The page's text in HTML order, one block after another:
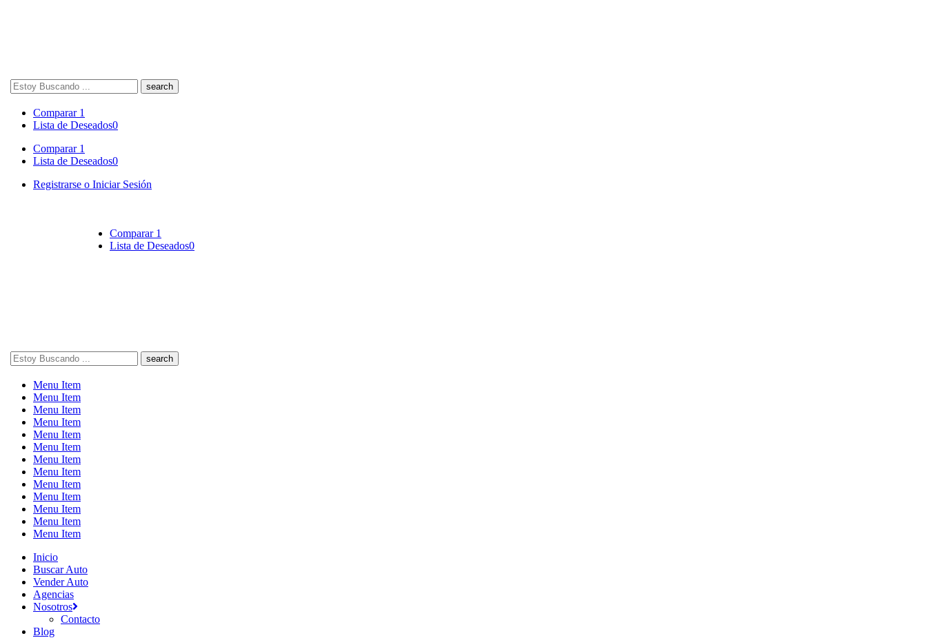
Search
here
Comparar 1
Lista de Deseados0
Comparar 1
Lista de Deseados0
Registrarse o Iniciar Sesión
Comparar 1
Lista de Deseados0
Search
here
Menu Item
Menu Item
Menu Item
Menu Item
Menu Item
Menu Item
Menu Item
Menu Item
Menu Item
Menu Item
Menu Item
Menu Item
Menu Item
Inicio
Buscar Auto
Vender Auto
Agencias
Nosotros
Contacto
Blog